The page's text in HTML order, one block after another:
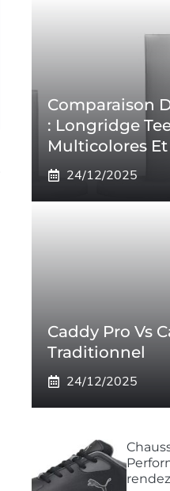
Comparaison
: Longridge
Multicolores
24/12/2025
Caddy Pro Vs
Traditionnel
24/12/2025